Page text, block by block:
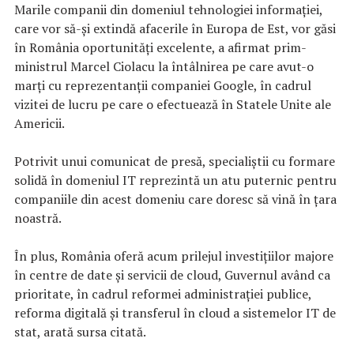
Marile companii din domeniul tehnologiei informaţiei,
care vor să-şi extindă afacerile în Europa de Est, vor găsi
în România oportunităţi excelente, a afirmat prim-
ministrul Marcel Ciolacu la întâlnirea pe care avut-o
marţi cu reprezentanţii companiei Google, în cadrul
vizitei de lucru pe care o efectuează în Statele Unite ale
Americii.
Potrivit unui comunicat de presă, specialiştii cu formare
solidă în domeniul IT reprezintă un atu puternic pentru
companiile din acest domeniu care doresc să vină în ţara
noastră.
În plus, România oferă acum prilejul investiţiilor majore
în centre de date şi servicii de cloud, Guvernul având ca
prioritate, în cadrul reformei administraţiei publice,
reforma digitală şi transferul în cloud a sistemelor IT de
stat, arată sursa citată.